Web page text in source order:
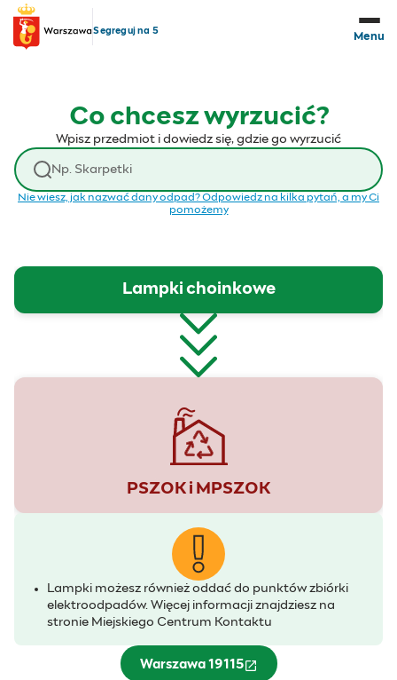
Przejdź do treści
Segreguj na 5
Menu
Co chcesz wyrzucić?
Wpisz przedmiot i dowiedz się, gdzie go wyrzucić
Wyszukaj odpad
Nie wiesz, jak nazwać dany odpad? Odpowiedz na kilka pytań, a my Ci
pomożemy
Lampki choinkowe
PSZOK i MPSZOK
Lampki możesz również oddać do punktów zbiórki
elektroodpadów. Więcej informacji znajdziesz na
stronie Miejskiego Centrum Kontaktu
Warszawa 19115
(otwiera się w nowym oknie)